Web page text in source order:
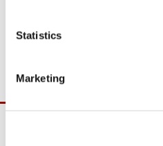
e
Statistics
Marketing
For yderligere oplysninger: